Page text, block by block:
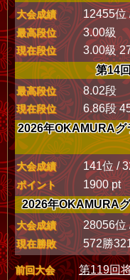
大会成績 12455
最高段位 3.00級
現在段位
3.00級
第14
最高段位 8.02段
現在段位
6.86段
2026年OKAMURAグ
大会成績 141位 /
ポイント
1900 pt
2026年OKAMURA
大会成績 28056位
現在勝敗 572勝
前回大会
第119回